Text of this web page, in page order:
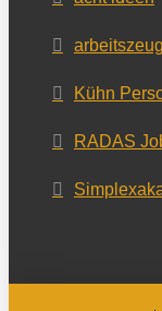
Kühn
RADAS